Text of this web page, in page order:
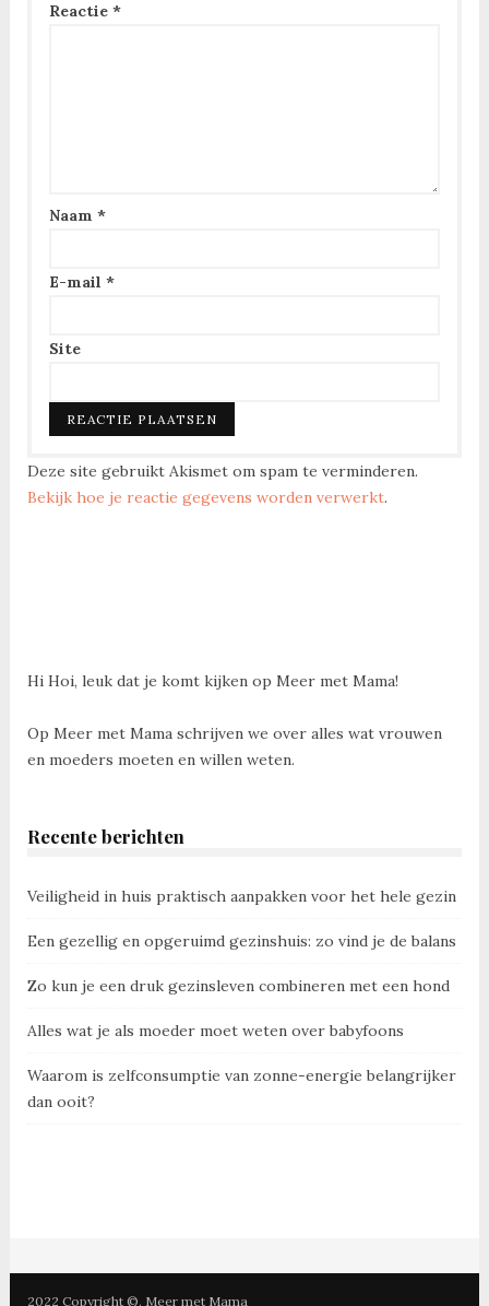
Reactie *
Naam *
E-mail *
Site
Deze site gebruikt Akismet om spam te verminderen.
Bekijk hoe je reactie gegevens worden verwerkt.
Hi Hoi, leuk dat je komt kijken op Meer met Mama!
Op Meer met Mama schrijven we over alles wat vrouwen
en moeders moeten en willen weten.
Recente berichten
Veiligheid in huis praktisch aanpakken voor het hele gezin
Een gezellig en opgeruimd gezinshuis: zo vind je de balans
Zo kun je een druk gezinsleven combineren met een hond
Alles wat je als moeder moet weten over babyfoons
Waarom is zelfconsumptie van zonne-energie belangrijker
dan ooit?
2022 Copyright ©. Meer met Mama